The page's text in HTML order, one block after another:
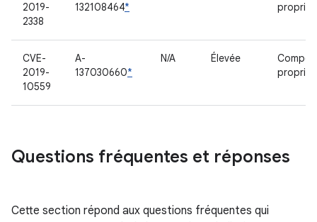
2019-
2338
132108464*
CVE-
2019-
10559
A-
137030660*
N/A Élevée
Questions fréquentes et réponses
Cette section répond aux questions fréquentes qui